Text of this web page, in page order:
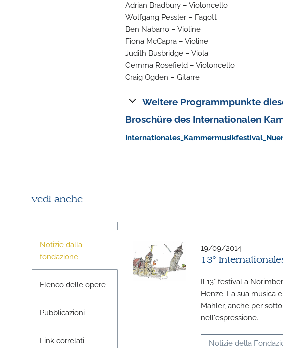
Adrian Bradbury – Violoncello
Wolfgang Pessler – Fagott
Ben Nabarro – Violine
Fiona McCapra – Violine
Judith Busbridge – Viola
Gemma Rosefield – Violoncello
Craig Ogden – Gitarre
Weitere Programmpunkte
Broschüre des Internationalen
vedi anche
Notizie dalla
fondazione
Elenco delle opere
Pubblicazioni
Link correlati
19/09/2014
13°
Il 13° festival a
Henze. La sua musica
Mahler, anche per
nell'espressione.
Notizie della